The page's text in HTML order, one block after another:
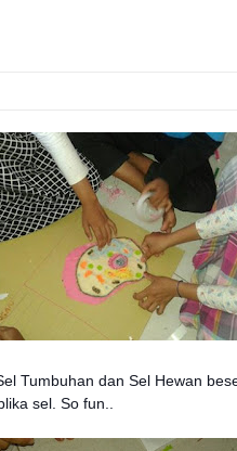
Tumbuhan dan Sel Hewan
sel. So fun..